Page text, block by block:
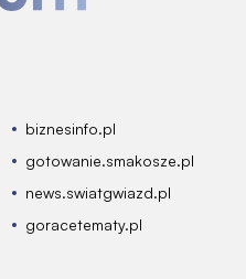
biznesinfo.pl
gotowanie.smakosze.pl
news.swiatgwiazd.pl
goracetematy.pl